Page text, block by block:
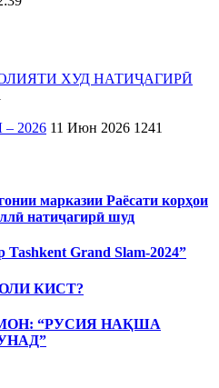
ХУД НАТИҶАГИРӢ
2026 11 Июн 2026 1241
марказии Раёсати корҳои
натиҷагирӣ шуд
Grand Slam-2024”
КИСТ?
“РУСИЯ НАҚША